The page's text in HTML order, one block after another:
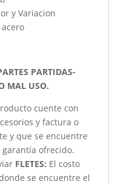
y Variacion
PARTIDAS-
MAL USO.
cuente con
y factura o
y que se encuentre
ofrecido.
FLETES: El costo
se encuentre el